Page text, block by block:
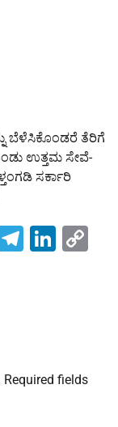
ಬೆಳೆಸಿಕೊಂಡರೆ ತೆರಿಗೆ
ಉತ್ತಮ ಸೇವೆ-
ಸರ್ಕಾರಿ
Required fields